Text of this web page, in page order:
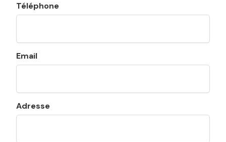
Téléphone
Email
Adresse